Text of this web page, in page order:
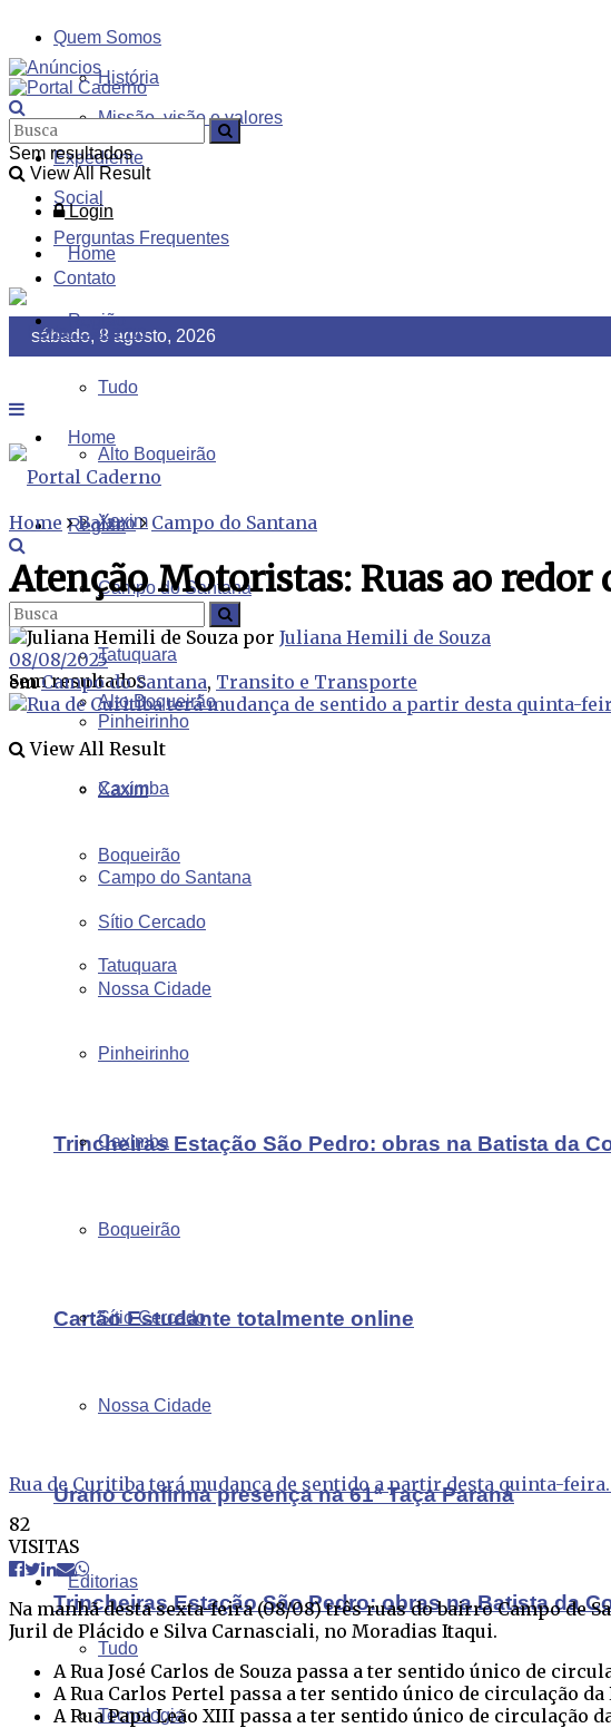
Quem Somos
História
Missão, visão e valores
Expediente
Social
Perguntas Frequentes
Contato
sábado, 8 agosto, 2026
Sem resultados
View All Result
Login
Home
Região
Tudo
Alto Boqueirão
Xaxim
Campo do Santana
Tatuquara
Pinheirinho
Caximba
Boqueirão
Sítio Cercado
Nossa Cidade
Trincheiras Estação São Pedro: obras na Batista da
Cartão Estudante totalmente online
Urano confirma presença na 61ª Taça Paraná
Editorias
Tudo
Tecnologia
Home
Região
Alto Boqueirão
Xaxim
Campo do Santana
Tatuquara
Pinheirinho
Caximba
Boqueirão
Sítio Cercado
Nossa Cidade
Trincheiras Estação São Pedro: obras na Batista da
Sem resultados
View All Result
Home Bairro Campo do Santana
Atenção Motoristas: Ruas ao
por Juliana Hemili de Souza
08/08/2025
em Campo do Santana, Transito e Transporte
Rua de Curitiba terá mudança de sentido a partir desta quinta-feira.
82
VISITAS
Na manhã desta sexta-feira (08/08) três ruas do bairro Campo de
Juril de Plácido e Silva Carnasciali, no Moradias Itaqui.
A Rua José Carlos de Souza passa a ter sentido único de
A Rua Carlos Pertel passa a ter sentido único de circulação da
A Rua Papa Leão XIII passa a ter sentido único de circulação